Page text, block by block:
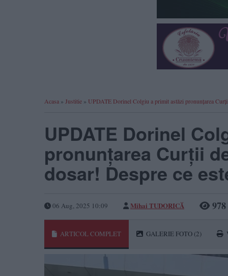
Acasa » Justitie » UPDATE Dorinel Colgiu a primit astăzi pronunțarea
UPDATE Dorinel
pronunțarea Curții
dosar! Despre ce
06 Aug, 2025 10:09 Mihai TUDORICĂ 978
ARTICOL COMPLET GALERIE FOTO (2)